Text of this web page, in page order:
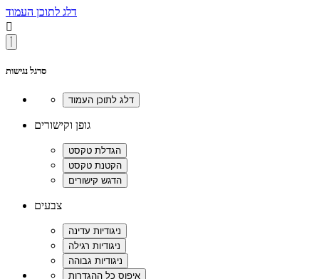
דלג לתוכן העמוד

סרגל נגישות
גופן וקישורים
צבעים